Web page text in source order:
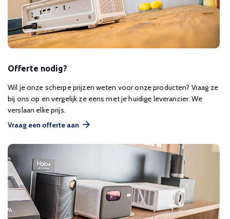
Offerte nodig?
Wil je onze scherpe prijzen weten voor onze producten? Vraag ze
bij ons op en vergelijk ze eens met je huidige leverancier. We
verslaan elke prijs.
Vraag een offerte aan